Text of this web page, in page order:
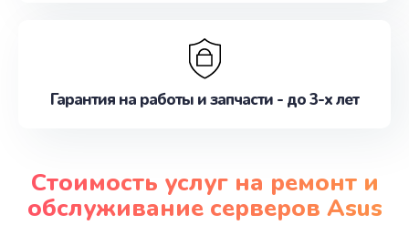
Гарантия на работы и запчасти - до 3-х лет
Стоимость услуг на ремонт и
обслуживание серверов Asus